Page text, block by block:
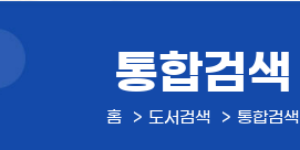
통합검색
홈 도서검색 통합검색